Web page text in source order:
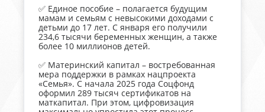
✅ Единое пособие – полагается будущим
мамам и семьям с невысокими доходами с
детьми до 17 лет. С января его получили
234,6 тысячи беременных женщин, а также
более 10 миллионов детей.
✅ Материнский капитал – востребованная
мера поддержки в рамках нацпроекта
«Семья». С начала 2025 года Соцфонд
оформил 289 тысяч сертификатов на
маткапитал. При этом, цифровизация